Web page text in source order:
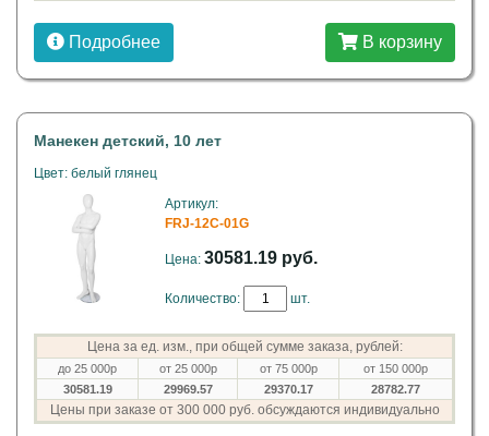
Подробнее В корзину
Манекен детский, 10 лет
Цвет: белый глянец
Артикул:
FRJ-12C-01G
Цена: 30581.19 руб.
Количество: шт.
Цена за ед. изм., при общей сумме заказа, рублей:
до 25 000р от 25 000р от 75 000р
от 150 000р
30581.19
29969.57 29370.17 28782.77
Цены при заказе от 300 000 руб. обсуждаются индивидуально